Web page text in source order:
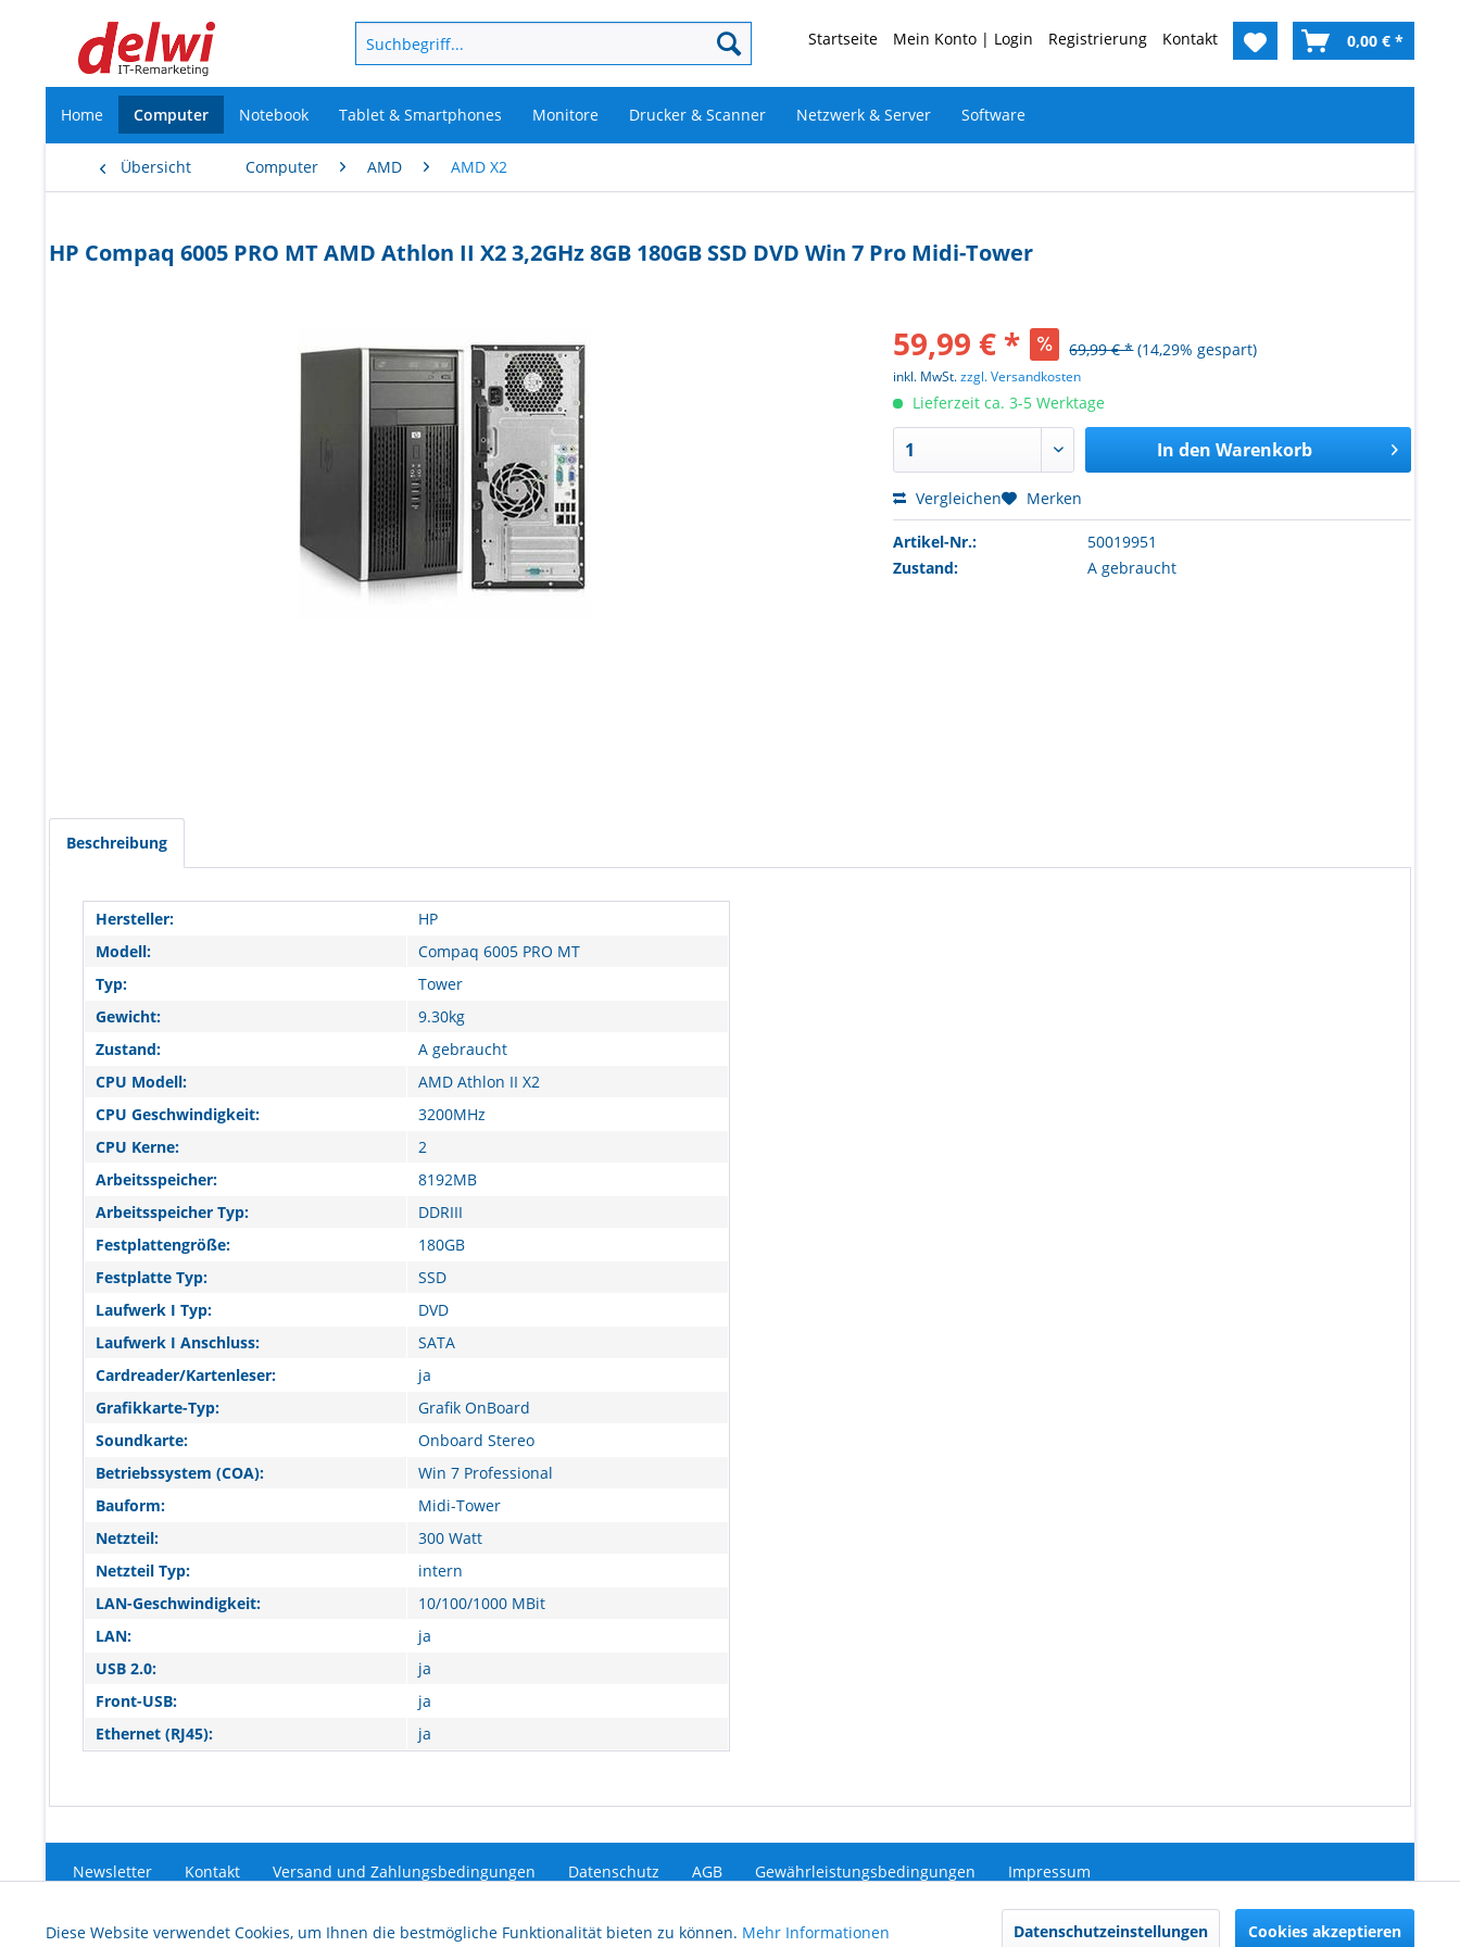
Startseite Mein Konto | Login Registrierung Kontakt 0,00 € *
Home Computer Notebook Tablet & Smartphones Monitore Drucker & Scanner Netzwerk & Server Software
Übersicht Computer AMD AMD X2
HP Compaq 6005 PRO MT AMD Athlon II X2 3,2GHz 8GB 180GB SSD DVD Win 7 Pro Midi-Tower
59,99 € * 69,99 € * (14,29% gespart)
inkl. MwSt.zzgl. Versandkosten
Lieferzeit ca. 3-5 Werktage
In den Warenkorb
Vergleichen Merken
Artikel-Nr.:
50019951
Zustand:
A gebraucht
Beschreibung
Hersteller:
HP
Modell:
Compaq 6005 PRO MT
Typ:
Tower
Gewicht:
9.30kg
Zustand:
A gebraucht
CPU Modell:
AMD Athlon II X2
CPU Geschwindigkeit:
3200MHz
CPU Kerne:
2
Arbeitsspeicher:
8192MB
Arbeitsspeicher Typ:
DDRIII
Festplattengröße:
180GB
Festplatte Typ:
SSD
Laufwerk I Typ:
DVD
Laufwerk I Anschluss:
SATA
Cardreader/Kartenleser:
ja
Grafikkarte-Typ:
Grafik OnBoard
Soundkarte:
Onboard Stereo
Betriebssystem (COA):
Win 7 Professional
Bauform:
Midi-Tower
Netzteil:
300 Watt
Netzteil Typ:
intern
LAN-Geschwindigkeit:
10/100/1000 MBit
LAN:
ja
USB 2.0:
ja
Front-USB:
ja
Ethernet (RJ45):
ja
Newsletter Kontakt Versand und Zahlungsbedingungen Datenschutz AGB Gewährleistungsbedingungen Impressum
* Alle Preise inkl. gesetzl. Mehrwertsteuer zzgl.Versandkostenund ggf. Nachnahmegebühren, wenn nicht anders beschrieben
Funktionale Aktiv
Diese Website verwendet Cookies, um Ihnen die bestmögliche Funktionalität bieten zu können. Mehr Informationen Datenschutzeinstellungen Cookies akzeptieren